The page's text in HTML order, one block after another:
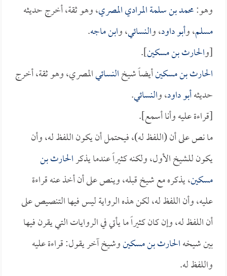
وهو:محمد بن سلمة المرادي المصري، وهو ثقة، أخرج حديثه
مسلم، وأبو داود، والنسائي، وابن ماجه.
[والحارث بن مسكين].
الحارث بن مسكينأيضاً شيخالنسائيالمصري، وهو ثقة، أخرج
حديثهأبو داود، والنسائي.
[قراءة عليه وأنا أسمع].
ما نص على أن (اللفظ له)، فيحتمل أن يكون اللفظ له، وأن
يكون للشيخ الأول، ولكنه كثيراً عندما يذكرالحارث بن
مسكين، يذكره مع شيخ قبله، وينص على أن أخذ عنه قراءة
عليه، وأن اللفظ له، لكن هذه الرواية ليس فيها التنصيص على
أن اللفظ له، وإن كان كثيراً ما يأتي في الروايات التي يقرن فيها
بين شيخهالحارث بن مسكينوشيخ آخر يقول: قراءة عليه
واللفظ له.